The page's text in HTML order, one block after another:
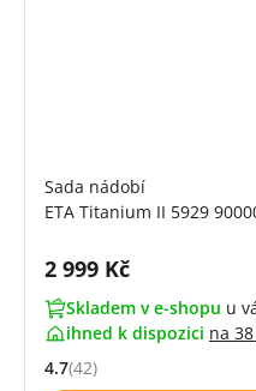
Sada nádobí
ETA Titanium II 5929
Cena s DPH:
2 999 Kč
Skladem v e-shopu u
ihned k dispozici na
Hodnocení: 4.7 z 5 (42
4.7(42)